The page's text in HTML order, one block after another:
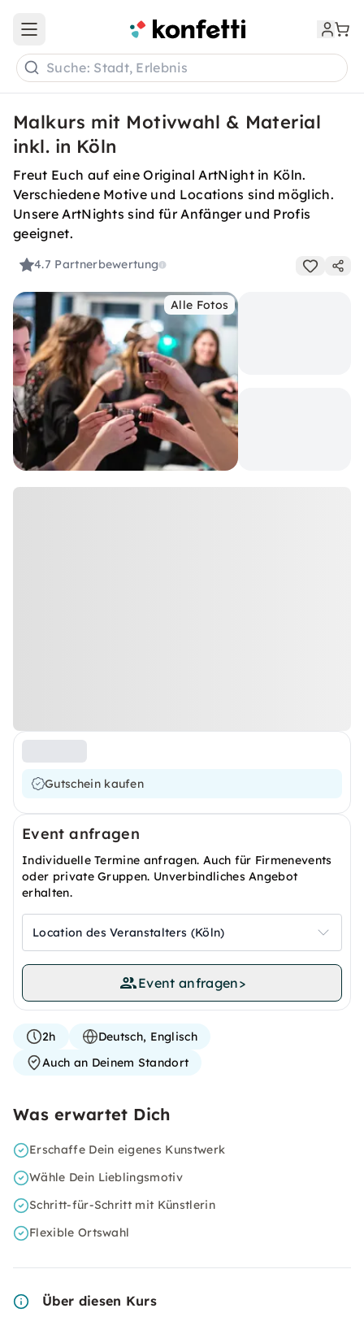
Open main menu
Suche: Stadt, Erlebnis
Malkurs mit Motivwahl & Material
inkl. in Köln
Freut Euch auf eine Original ArtNight in Köln.
Verschiedene Motive und Locations sind möglich.
Unsere ArtNights sind für Anfänger und Profis
geeignet.
4.7 Partnerbewertung
Alle Fotos
Gutschein kaufen
Event anfragen
Individuelle Termine anfragen. Auch für Firmenevents
oder private Gruppen. Unverbindliches Angebot
erhalten.
Location des Veranstalters (Köln)
Event anfragen>
2h
Deutsch, Englisch
Auch an Deinem Standort
Was erwartet Dich
Erschaffe Dein eigenes Kunstwerk
Wähle Dein Lieblingsmotiv
Schritt-für-Schritt mit Künstlerin
Flexible Ortswahl
Über diesen Kurs